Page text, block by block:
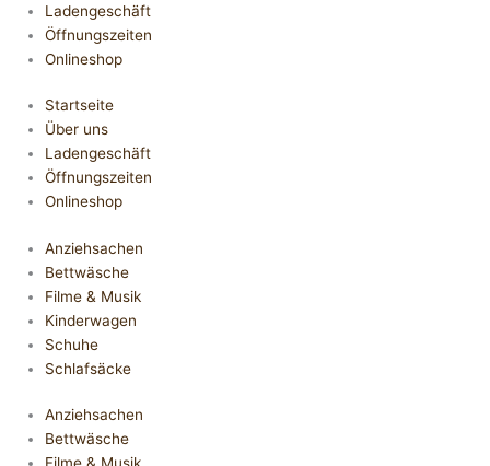
Ladengeschäft
Öffnungszeiten
Onlineshop
Startseite
Über uns
Ladengeschäft
Öffnungszeiten
Onlineshop
Anziehsachen
Bettwäsche
Filme & Musik
Kinderwagen
Schuhe
Schlafsäcke
Anziehsachen
Bettwäsche